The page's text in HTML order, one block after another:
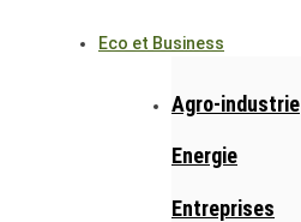
Eco et Business
Agro-industrie
Energie
Entreprises